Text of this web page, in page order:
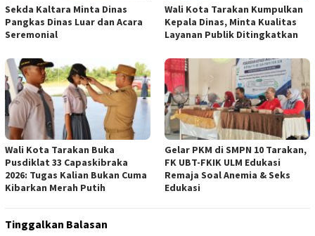
Sekda Kaltara Minta Dinas
Pangkas Dinas Luar dan Acara
Seremonial
Wali Kota Tarakan Kumpulkan
Kepala Dinas, Minta Kualitas
Layanan Publik Ditingkatkan
Wali Kota Tarakan Buka
Pusdiklat 33 Capaskibraka
2026: Tugas Kalian Bukan Cuma
Kibarkan Merah Putih
Gelar PKM di SMPN 10 Tarakan,
FK UBT-FKIK ULM Edukasi
Remaja Soal Anemia & Seks
Edukasi
Tinggalkan Balasan